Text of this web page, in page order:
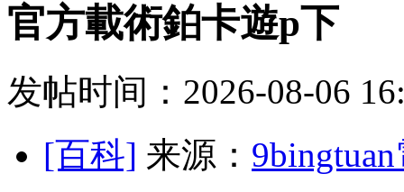
官方載術鉑卡遊p下
发帖时间：2026-08-06
[百科] 来源：